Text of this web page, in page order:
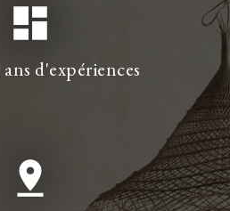
dashboard
d'expériences
pin_drop